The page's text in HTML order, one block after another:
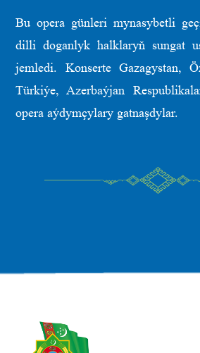
Bu opera günleri mynasybetli
dilli doganlyk halklaryň sungat
jemledi. Konserte Gazagystan,
Türkiýe, Azerbaýjan
opera aýdymçylary gatnaşdylar.